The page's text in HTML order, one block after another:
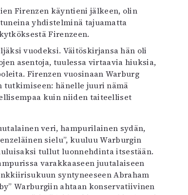
Firenzen käyntieni jälkeen, olin
yhdistelminä tajuamatta
Firenzeen.
vuodeksi. Väitöskirjansa hän oli
asentoja, tuulessa virtaavia hiuksia,
Firenzen vuosinaan Warburg
hänelle juuri nämä
kuin niiden taiteelliset
veri, hampurilainen sydän,
sielu”, kuuluu Warburgin
tullut luonnehdinta itsestään.
varakkaaseen juutalaiseen
syntyneeseen Abraham
Warburgiin ahtaan konservatiivinen